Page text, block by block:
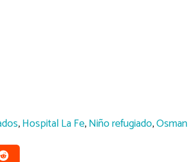
,Hospital La Fe,Niño refugiado,Osman